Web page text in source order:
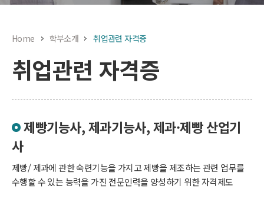
Home 학부소개 취업관련 자격증
취업관련 자격증
제빵기능사, 제과기능사, 제과·제빵 산업기
사
제빵/ 제과에 관한 숙련기능을 가지고 제빵을 제조하는 관련 업무를
수행할 수 있는 능력을 가진 전문인력을 양성하기 위한 자격제도